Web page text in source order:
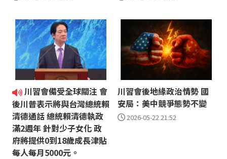
川習會備受全球關注 會
後川普表示將與台灣總統賴
清德通話 總統賴清德執政
滿2週年 針對少子女化 政
府將提供0到18歲成長津貼
每人每月5000元。
川習會後地緣政治情勢 國
安局：美中競爭態勢不變
2026-05-22 21:52